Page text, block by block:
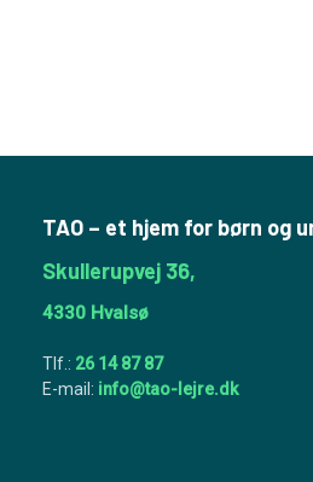
TAO – et hjem for børn og
Skullerupvej 36,
​4330 ​Hvalsø
Tlf.: 26 14 87 87
E-mail: info@tao-lejre.dk​